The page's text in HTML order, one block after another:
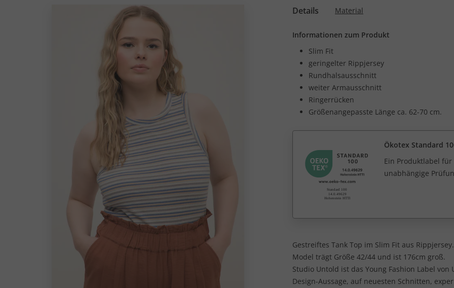
Details Material
Informationen zum Produkt
Slim Fit
geringelter Rippjersey
Rundhalsausschnitt
weiter Armausschnitt
Ringerrücken
Größenangepasste Länge ca. 62-70 cm.
Ökotex Standard
Ein Produktlabel
unabhängige
Gestreiftes Tank Top im Slim Fit aus
Model trägt Größe 42/44 und ist 176cm groß.
Studio Untold ist das Young Fashion Label
Design-Aussage, auf neuesten Schnitten,